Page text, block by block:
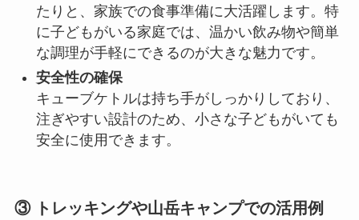
たりと、家族での食事準備に大活躍します。特
に子どもがいる家庭では、温かい飲み物や簡単
な調理が手軽にできるのが大きな魅力です。
安全性の確保
キューブケトルは持ち手がしっかりしており、
注ぎやすい設計のため、小さな子どもがいても
安全に使用できます。
③ トレッキングや山岳キャンプでの活用例